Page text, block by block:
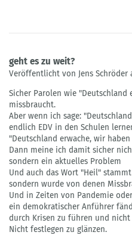
geht es zu weit?
Veröffentlicht von Jens Schröder
Sicher Parolen wie "Deutschland
missbraucht.
Aber wenn ich sage:
endlich EDV in den Schulen
"Deutschland erwache, wir
Dann meine ich damit sicher
sondern ein aktuelles Problem
Und auch das Wort "Heil"
sondern wurde von denen
Und in Zeiten von Pandemie
ein demokratischer Anführer
durch Krisen zu führen und
Nicht festlegen zu glänzen.